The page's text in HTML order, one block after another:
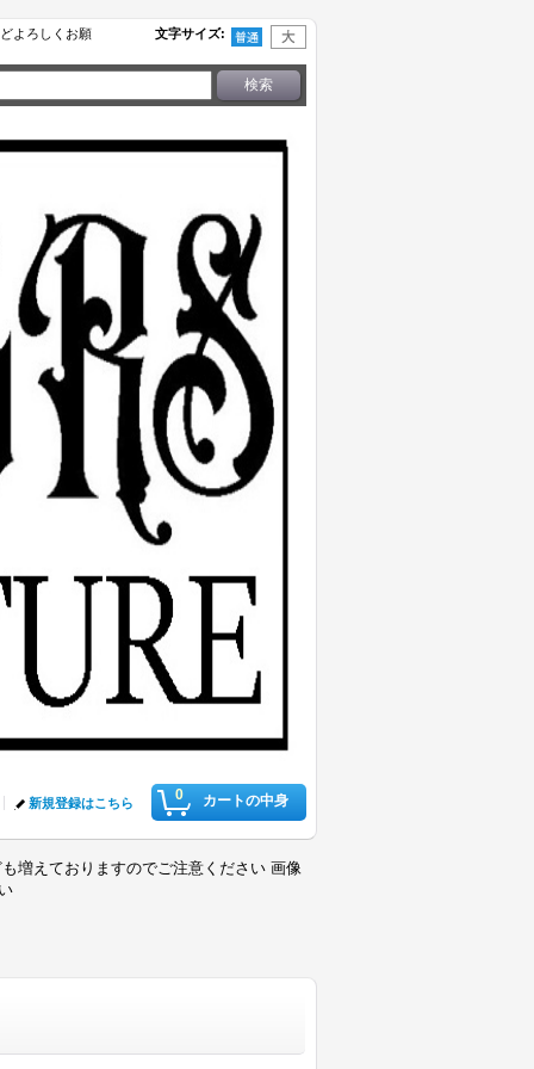
よろしくお願 文字サイズ:
0 カートの中身
新規登録はこちら
増えておりますのでご注意ください 画像
い